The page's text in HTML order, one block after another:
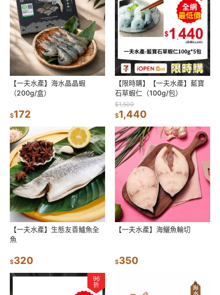
【一夫水產】海水晶晶蝦
（200g/盒）
$172
【限時購】【一夫水產】藍寶
石草蝦仁（100g/包）
$1,500
$1,440
【一夫水產】生態友善鱸魚全
魚
$320
【一夫水產】海鱺魚輪切
$350
96
折